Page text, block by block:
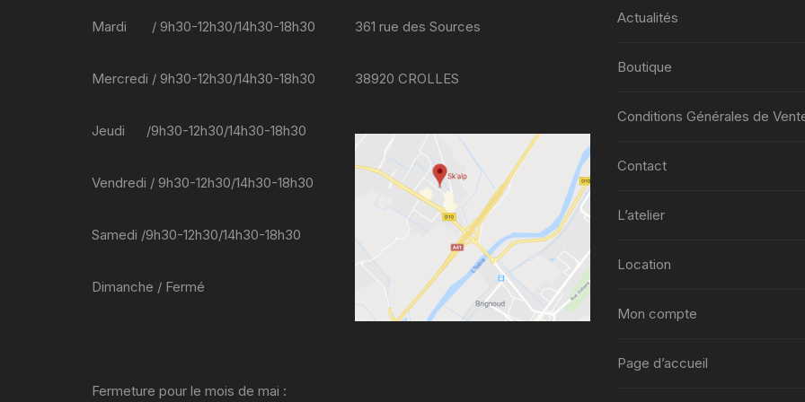
Mardi / 9h30-12h30/14h30-18h30
Mercredi / 9h30-12h30/14h30-18h30
Jeudi /9h30-12h30/14h30-18h30
Vendredi / 9h30-12h30/14h30-18h30
Samedi /9h30-12h30/14h30-18h30
Dimanche / Fermé
Fermeture pour le mois de mai :
361 rue des Sources
38920 CROLLES
Actualités
Boutique
Conditions Générales de
Contact
L’atelier
Location
Mon compte
Page d’accueil